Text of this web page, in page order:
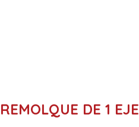
REMOLQUE DE 1 EJE